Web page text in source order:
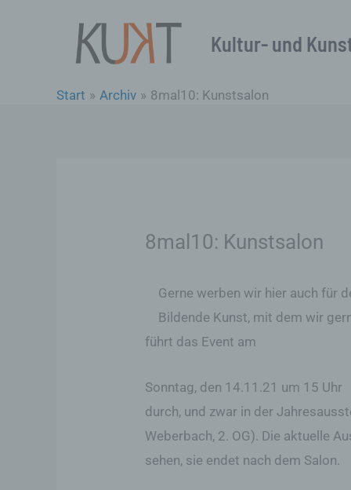
Kultur- und
Start Archiv 8mal10: Kunstsalon
8mal10: Kunstsalon
Gerne werben wir hier auch für
Bildende Kunst, mit dem wir
führt das Event am
Sonntag, den 14.11.21 um 15 Uhr
durch, und zwar in der
Weberbach, 2. OG). Die aktuelle
sehen, sie endet nach dem Salon.